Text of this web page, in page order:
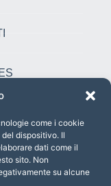
come i cookie
dispositivo. Il
dati come il
sito. Non
su alcune
Italia